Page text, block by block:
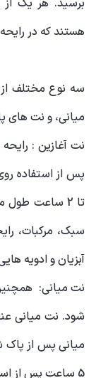
برسید. هر یک
هستند که در
سه نوع مختلف از
میانی، و نت های
نت آغازین :
تا 2 ساعت
سبک، مرکبات،
آبزیان و ادویه
نت میانی:
شود. نت میانی
5 ساعت پس از